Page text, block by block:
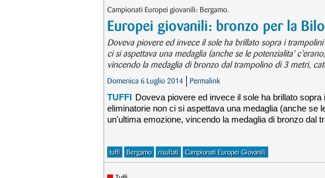
Campionati Europei giovanili: Bergamo.
Europei giovanili: bronzo per la
Doveva piovere ed invece il sole ha brillato sopra i
ci si aspettava una medaglia (anche se le potenzialita'
vincendo la medaglia di bronzo dal trampolino di 3 metri,
Domenica 6 Luglio 2014 Permalink
TUFFI Doveva piovere ed invece il sole ha brillato
eliminatorie non ci si aspettava una medaglia (anche se
un'ultima emozione, vincendo la medaglia di bronzo dal
tuffi Bergamo risultati Campionati Europei Giovanili